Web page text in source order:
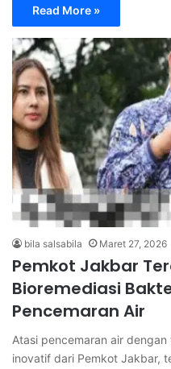
Read More »
bila salsabila Maret 27, 2026
Pemkot Jakbar
Bioremediasi
Pencemaran Air
Atasi pencemaran air
inovatif dari Pemkot Jakbar,